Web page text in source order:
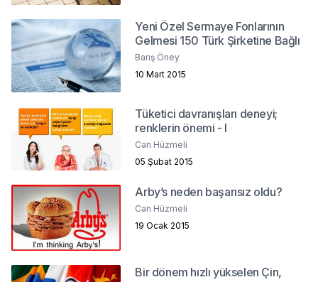
Yeni Özel Sermaye Fonlarının
Gelmesi 150 Türk Şirketine Bağlı
Barış Öney
10 Mart 2015
Tüketici davranışları deneyi;
renklerin önemi - I
Can Hüzmeli
05 Şubat 2015
Arby’s neden başarısız oldu?
Can Hüzmeli
19 Ocak 2015
Bir dönem hızlı yükselen Çin,